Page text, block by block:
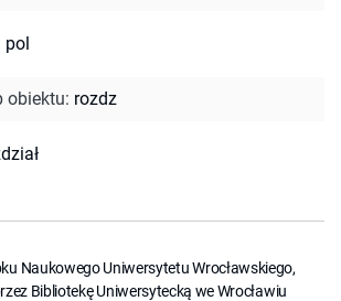
pol
obiektu: rozdz
Naukowego Uniwersytetu Wrocławskiego,
Bibliotekę Uniwersytecką we Wrocławiu